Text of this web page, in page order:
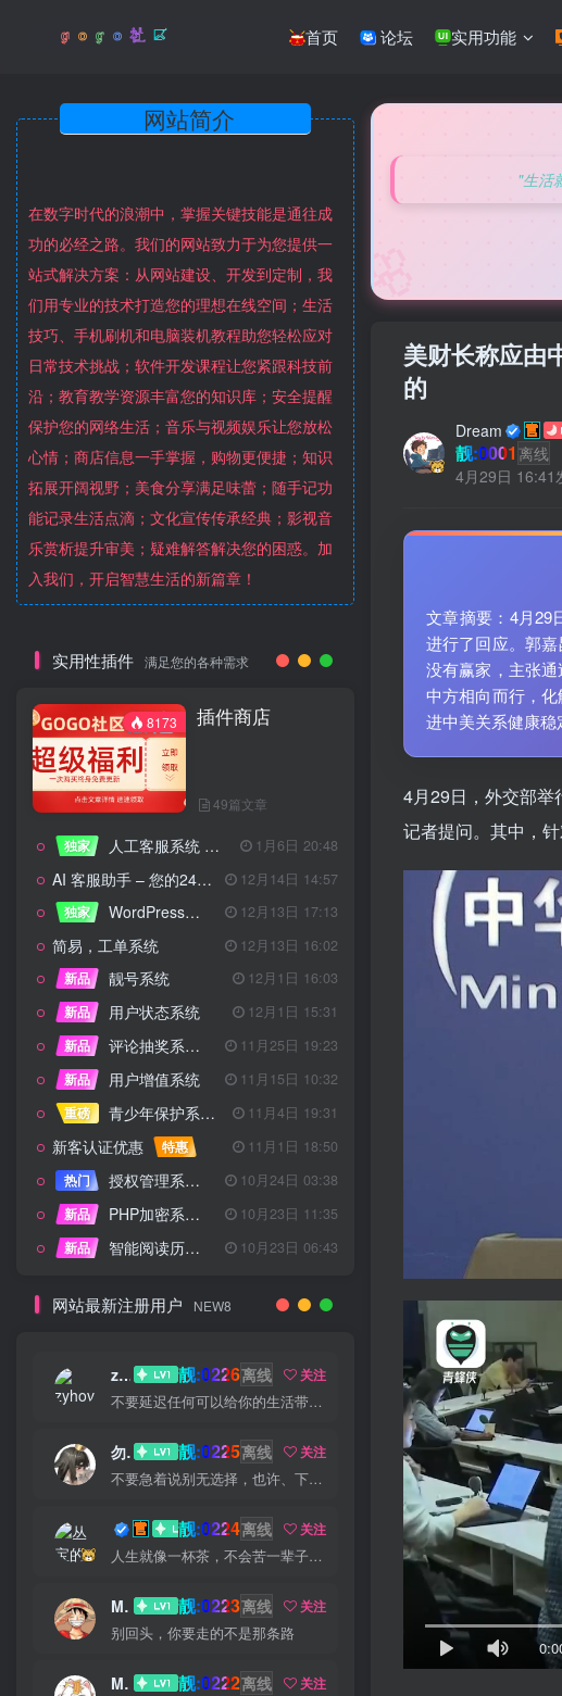
首页 论坛 实用功能
在数字时代的浪潮中，掌握关键技能是通往成
功的必经之路。我们的网站致力于为您提供一
站式解决方案：从网站建设、开发到定制，我
们用专业的技术打造您的理想在线空间；生活
技巧、手机刷机和电脑装机教程助您轻松应对
日常技术挑战；软件开发课程让您紧跟科技前
沿；教育教学资源丰富您的知识库；安全提醒
保护您的网络生活；音乐与视频娱乐让您放松
心情；商店信息一手掌握，购物更便捷；知识
拓展开阔视野；美食分享满足味蕾；随手记功
能记录生活点滴；文化宣传传承经典；影视音
乐赏析提升审美；疑难解答解决您的困惑。加
入我们，开启智慧生活的新篇章！
实用性插件 满足您的各种需求
8173 插件商店
49篇文章
独家 人工客服系统 技术开发文档 1月6日 20:48
AI 客服助手 – 您的24/7智能客服专家
12月14日 14:57
独家
WordPress设备管理器插件 – 专业版 12月13日 17:13
简易，工单系统
12月13日 16:02
新品
靓号系统
12月1日 16:03
新品
用户状态系统
12月1日 15:31
新品
评论抽奖系统 – 完整功能详解
11月25日 19:23
新品
用户增值系统
11月15日 10:32
重磅
青少年保护系统 专为子比主题开发 11月4日 19:31
新客认证优惠 特惠
11月1日 18:50
热门
授权管理系统子比主题专版
10月24日 03:38
新品
PHP加密系统专业版
10月23日 11:35
新品
智能阅读历史系统 10月23日 06:43
网站最新注册用户 NEW8
zyhove 靓:0226离线
关注
不要延迟任何可以给你的生活带来欢笑与快乐的事情
勿听 靓:0225离线
关注
不要急着说别无选择，也许、下个路口就会遇见希望
丛宝 靓:0224离线
关注
人生就像一杯茶，不会苦一辈子，但总会苦一阵子
MS-康娃 靓:0223离线
关注
别回头，你要走的不是那条路
Miss 先生 靓:0222离线
关注
🌸
"生活
美财长称应由
的
Dream
靓:0001 离线
4月29日 16:41
文章摘要：4月29
进行了回应。郭
没有赢家，主张
中方相向而行，
进中美关系健康稳
4月29日，外交部举
记者提问。其中，